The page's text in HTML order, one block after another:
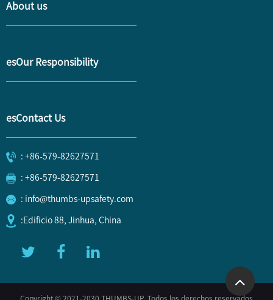
About us
esOur Responsibility
esContact Us
: +86-579-82627571
: +86-579-82627571
: info@thumbs-upsafety.com
:Edificio 88, Jinhua, China
Copyright © 2021-2030 THUMBS-UP. Todos los derechos reservados